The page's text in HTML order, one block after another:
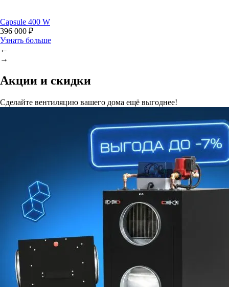
Capsule 400 W
396 000 ₽
Узнать больше
←
→
Акции и скидки
Сделайте вентиляцию вашего дома ещё выгоднее!